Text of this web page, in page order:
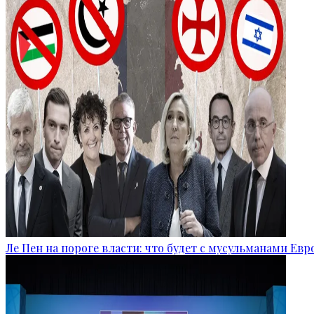
Ле Пен на пороге власти: что будет с мусульманами